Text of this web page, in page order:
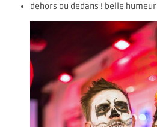
dehors ou dedans ! belle